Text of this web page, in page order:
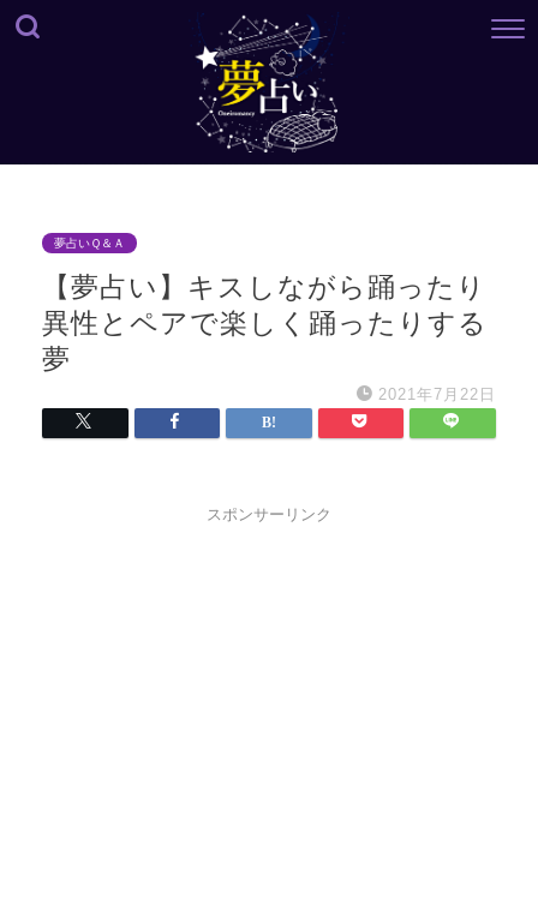
夢占いＱ＆Ａ
【夢占い】キスしながら踊ったり
異性とペアで楽しく踊ったりする
夢
2021年7月22日
スポンサーリンク